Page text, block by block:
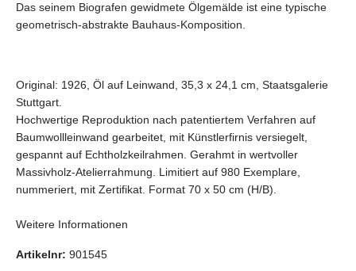
Das seinem Biografen gewidmete Ölgemälde ist eine typische
geometrisch-abstrakte Bauhaus-Komposition.
Original: 1926, Öl auf Leinwand, 35,3 x 24,1 cm, Staatsgalerie
Stuttgart.
Hochwertige Reproduktion nach patentiertem Verfahren auf
Baumwollleinwand gearbeitet, mit Künstlerfirnis versiegelt,
gespannt auf Echtholzkeilrahmen. Gerahmt in wertvoller
Massivholz-Atelierrahmung. Limitiert auf 980 Exemplare,
nummeriert, mit Zertifikat. Format 70 x 50 cm (H/B).
Weitere Informationen
Artikelnr: 901545